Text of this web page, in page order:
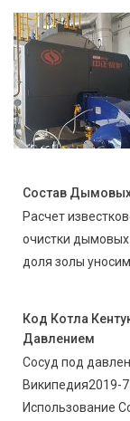
Состав
Расчет
очистки
доля золы
Код Котла
Давлением
Сосуд под
Википедия2019-
Использование